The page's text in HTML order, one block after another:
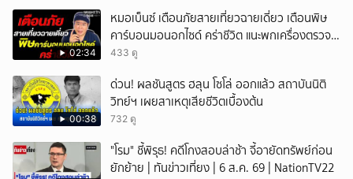
02:34
หมอเบ็นซ์ เตือนภัยสายเที่ยวฉายเดี่ยว เตือนพิษ
คาร์บอนมอนอกไซด์ คร่าชีวิต แนะพกเครื่องตรวจ
วัดติดตัว
433 ดู
00:38
ด่วน! ผลชันสูตร ฮลุน โซโล่ ออกแล้ว สถาบันนิติ
วิทย์ฯ เผยสาเหตุเสียชีวิตเบื้องต้น
732 ดู
"โรม" ชี้พิรุธ! คดีโกงสอบล่าช้า จี้อายัดทรัพย์ก่อน
ยักย้าย | ทันข่าวเที่ยง | 6 ส.ค. 69 | NationTV22